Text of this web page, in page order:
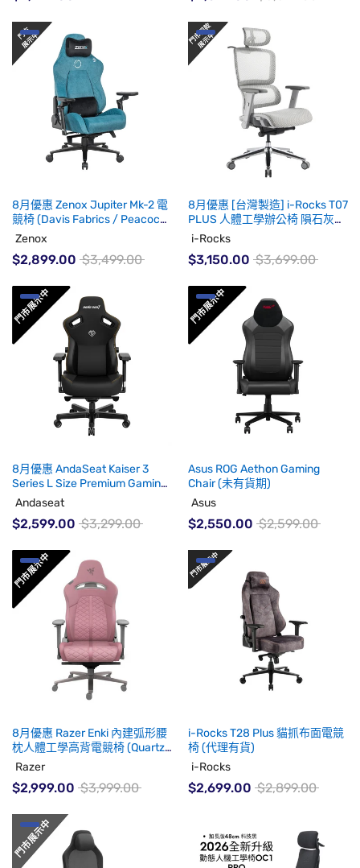
8月優惠 Zenox Jupiter Mk-2 電
競椅 (Davis Fabrics / Peacock
Turquoise)(代理有貨)
Zenox
$2,899.00 $3,499.00
8月優惠 [台灣製造] i-Rocks T07
PLUS 人體工學辦公椅 隕石灰
(代理有貨)
i-Rocks
$3,150.00 $3,699.00
8月優惠 AndaSeat Kaiser 3
Series L Size Premium Gaming
Chair (代理有貨)
Andaseat
$2,599.00 $3,299.00
Asus ROG Aethon Gaming
Chair (未有貨期)
Asus
$2,550.00 $2,599.00
8月優惠 Razer Enki 內建弧形腰
枕人體工學高背電競椅 (Quartz)
(代理有貨)
Razer
$2,999.00 $3,999.00
i-Rocks T28 Plus 貓抓布面電競
椅 (代理有貨)
i-Rocks
$2,699.00 $2,899.00